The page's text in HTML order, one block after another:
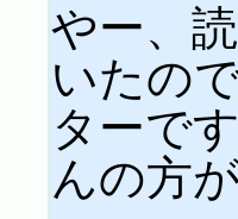
やー、
いたの
ターで
んの方